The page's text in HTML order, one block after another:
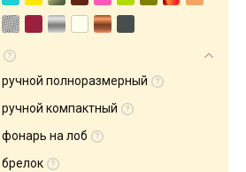
ручной полноразмерный
ручной компактный
фонарь на лоб
брелок